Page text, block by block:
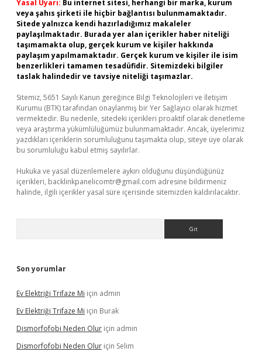
Yasal Uyarı: Bu internet sitesi, herhangi bir marka, kurum
veya şahıs şirketi ile hiçbir bağlantısı bulunmamaktadır.
Sitede yalnızca kendi hazırladığımız makaleler
paylaşılmaktadır. Burada yer alan içerikler haber niteliği
taşımamakta olup, gerçek kurum ve kişiler hakkında
paylaşım yapılmamaktadır. Gerçek kurum ve kişiler ile isim
benzerlikleri tamamen tesadüfidir. Sitemizdeki bilgiler
taslak halindedir ve tavsiye niteliği taşımazlar.
Sitemiz, 5651 Sayılı Kanun gereğince Bilgi Teknolojileri ve İletişim
Kurumu (BTK) tarafından onaylanmış bir Yer Sağlayıcı olarak hizmet
vermektedir. Bu nedenle, sitedeki içerikleri proaktif olarak denetleme
veya araştırma yükümlülüğümüz bulunmamaktadır. Ancak, üyelerimiz
yazdıkları içeriklerin sorumluluğunu taşımakta olup, siteye üye olarak
bu sorumluluğu kabul etmiş sayılırlar.
Hukuka ve yasal düzenlemelere aykırı olduğunu düşündüğünüz
içerikleri, backlinkpanelicomtr@gmail.com adresine bildirmeniz
halinde, ilgili içerikler yasal süre içerisinde sitemizden kaldırılacaktır.
Son yorumlar
Ev Elektriği Trifaze Mi için admin
Ev Elektriği Trifaze Mi için Burak
Dismorfofobi Neden Olur için admin
Dismorfofobi Neden Olur için Selim